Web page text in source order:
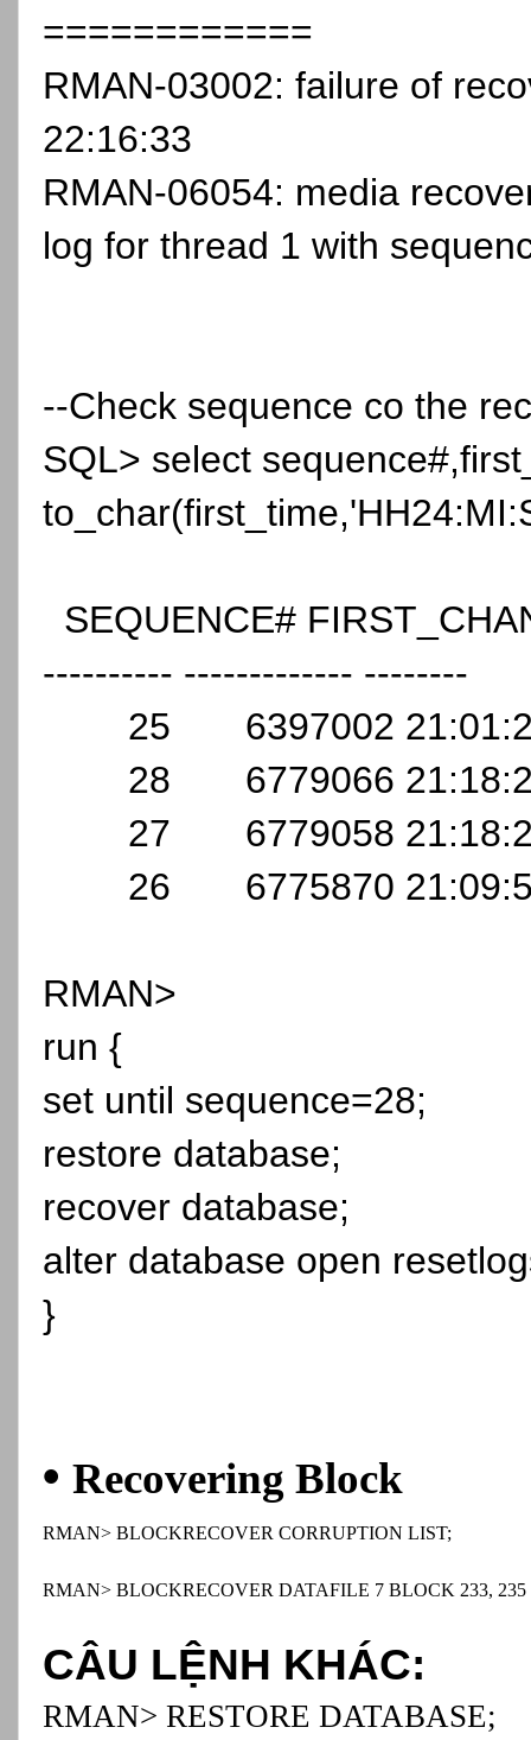
============
RMAN-03002: failure of
22:16:33
RMAN-06054: media
log for thread 1 with
--Check sequence co the
SQL> select
SEQUENCE#
---------- ------------- --------
25 6397002
28 6779066
27 6779058
26 6775870
RMAN>
run {
set until sequence=28;
restore database;
recover database;
alter database open
}
• Recovering Block
RMAN> BLOCKRECOVER CORRUPTION LIST;
RMAN> BLOCKRECOVER DATAFILE 7 BLOCK 233,
CÂU LỆNH KHÁC:
RMAN> RESTORE DATABASE;